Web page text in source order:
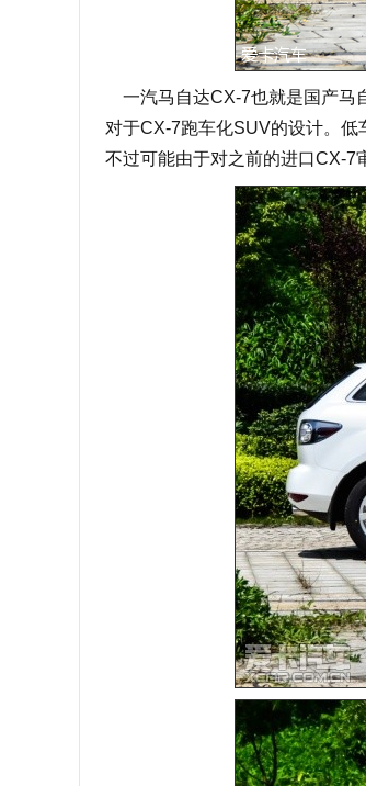
一汽马自达CX-7也就是国产马
对于CX-7跑车化SUV的设计。低
不过可能由于对之前的进口CX-7